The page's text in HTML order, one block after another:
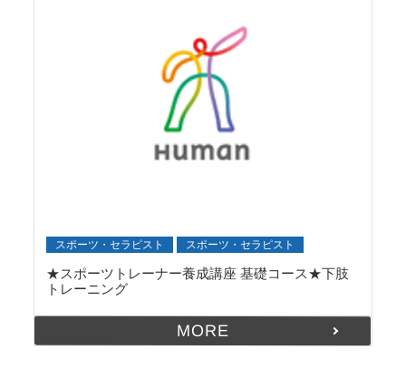
スポーツ・セラピスト スポーツ・セラピスト
★スポーツトレーナー養成講座 基礎コース★下肢
トレーニング
MORE